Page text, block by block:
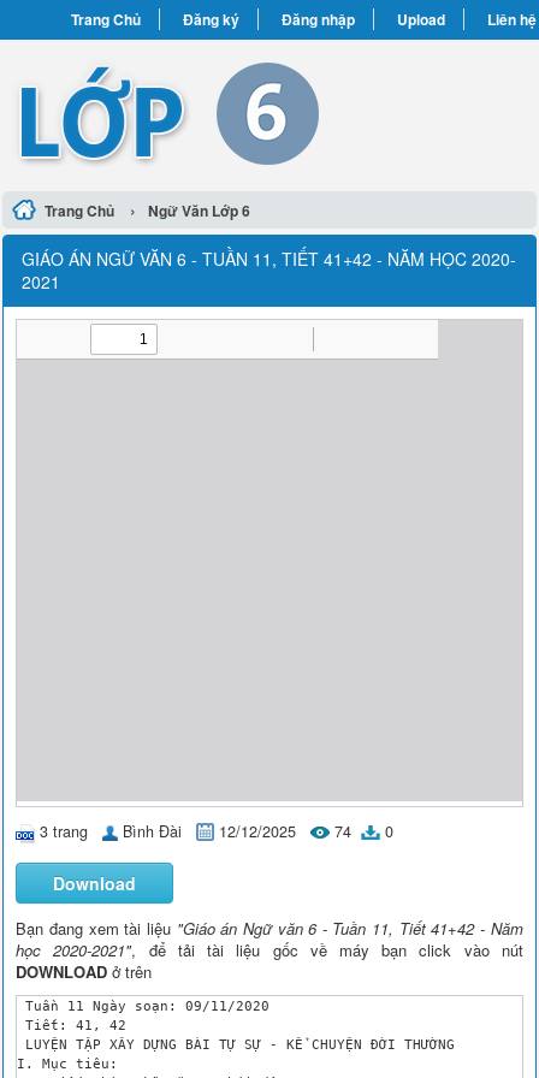
Trang Chủ Đăng ký Đăng nhập Upload Liên hệ
Trang Chủ › Ngữ Văn Lớp 6
GIÁO ÁN NGỮ VĂN 6 - TUẦN 11, TIẾT 41+42 - NĂM HỌC 2020-
2021
3 trang Bình Đài 12/12/2025 74 0
Download
Bạn đang xem tài liệu "Giáo án Ngữ văn 6 - Tuần 11, Tiết 41+42 - Năm
học 2020-2021", để tải tài liệu gốc về máy bạn click vào nút
DOWNLOAD ở trên
Tuần 11 Ngày soạn: 09/11/2020
Tiết: 41, 42
LUYỆN TẬP XÂY DỰNG BÀI TỰ SỰ - KỂ CHUYỆN ĐỜI THƯỜNG
I. Mục tiêu: